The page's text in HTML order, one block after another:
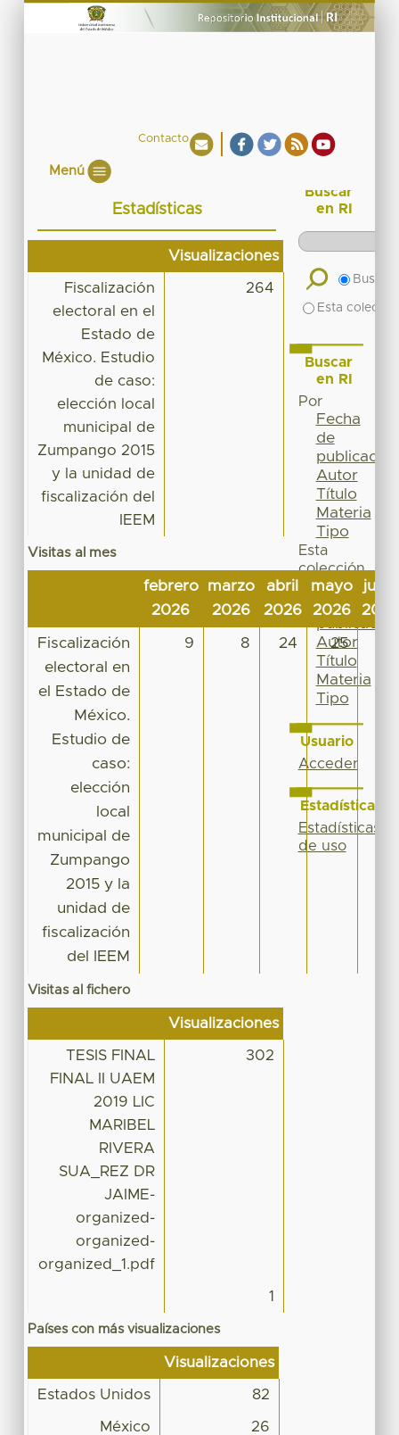
Contacto
Menú
Estadísticas
Visualizaciones
Fiscalización
electoral en el
Estado de
México. Estudio
de caso:
elección local
municipal de
Zumpango 2015
y la unidad de
fiscalización del
IEEM
264
Visitas al mes
febrero
2026
marzo
2026
abril
2026
mayo
2026
junio
2026
Fiscalización
electoral en
el Estado de
México.
Estudio de
caso:
elección
local
municipal de
Zumpango
2015 y la
unidad de
fiscalización
del IEEM
9 8 24 25
Visitas al fichero
Visualizaciones
TESIS FINAL
FINAL II UAEM
2019 LIC
MARIBEL
RIVERA
SUA_REZ DR
JAIME-
organized-
organized-
organized_1.pdf
302
1
Países con más visualizaciones
Visualizaciones
Estados Unidos 82
México 26
Buscar
en RI
Buscar
Esta
Buscar
en RI
Por
Fecha
de
publicación
Autor
Título
Materia
Tipo
Esta
colección
Fecha
de
publicación
Autor
Título
Materia
Tipo
Usuario
Acceder
Estadísticas
Estadísticas
de uso